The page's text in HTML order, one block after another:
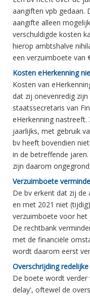
aangiften vpb
aangifte alleen
verschuldigde kosten
hierop ambtshalve
een verzuimboete van
Kosten eHerkenning
Kosten van
dat zij onevenredig
staatssecretaris van
eHerkenning
jaarlijks, met gebruik
bv heeft bovendien
in de betreffende
zijn daarom ongegrond.
Verzuimboete
De bv erkent dat zij
en met 2021 niet
verzuimboete voor het
De rechtbank
met de financiële
wordt daarom eerst
Overschrijding
De boete wordt verder
delay', oftewel de